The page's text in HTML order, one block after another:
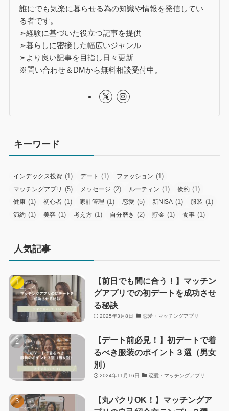
誰にでも気楽に暮らせる為の知識や情報を発信してい
る者です。
➣経験に基づいた役立つ記事を提供
➣暮らしに密接した幅広いジャンル
➣より良い記事を目指し日々更新
※問い合わせ＆DMから無料相談受付中。
キーワード
インデックス投資 (1) デート (1) ファッション (1)
マッチングアプリ (5) メッセージ (2) ルーティン (1) 倹約 (1)
健康 (1) 初心者 (1) 家計管理 (1) 恋愛 (5) 新NISA (1) 服装 (1)
節約 (1) 美容 (1) 考え方 (1) 自分磨き (2) 貯金 (1) 食事 (1)
人気記事
【前日でも間に合う！】マッチン
グアプリでの初デートを成功させ
る秘訣
2025年3月8日 恋愛・マッチングアプリ
【デート前必見！】初デートで着
るべき服装のポイント３選（男女
別）
2024年11月16日 恋愛・マッチングアプリ
【丸パクリOK！】マッチングア